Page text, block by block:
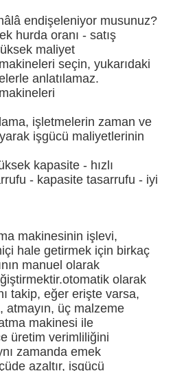
endişeleniyor musunuz?
hurda oranı - satış
maliyet
seçin, yukarıdaki
anlatılamaz.
işletmelerin zaman ve
işgücü maliyetlerinin
kapasite - hızlı
- kapasite tasarrufu - iyi
makinesinin işlevi,
hale getirmek için birkaç
manuel olarak
olarak
takip, eğer erişte varsa,
atmayın, üç malzeme
makinesi ile
üretim verimliliğini
zamanda emek
azaltır, işgücü